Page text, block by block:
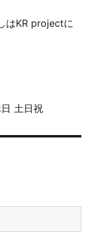
はKR projectに
土日祝